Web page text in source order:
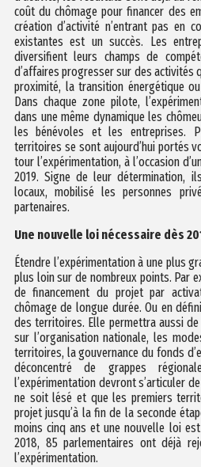
coût du chômage pour financer des
création d’activité n’entrant pas en
existantes est un succès. Les
diversifient leurs champs de
d’affaires progresser sur des activités
proximité, la transition énergétique
Dans chaque zone pilote,
dans une même dynamique les
les bénévoles et les entreprises.
territoires se sont aujourd’hui portés
tour l’expérimentation, à l’occasion
2019. Signe de leur détermination,
locaux, mobilisé les personnes
partenaires.
Une nouvelle loi nécessaire dès
Étendre l’expérimentation à une plus
plus loin sur de nombreux points. Par
de financement du projet par
chômage de longue durée. Ou en
des territoires. Elle permettra aussi
sur l’organisation nationale, les
territoires, la gouvernance du fonds
déconcentré de grappes
l’expérimentation devront s’articuler
ne soit lésé et que les premiers
projet jusqu’à la fin de la seconde
moins cinq ans et une nouvelle loi
2018, 85 parlementaires ont déjà
l’expérimentation.